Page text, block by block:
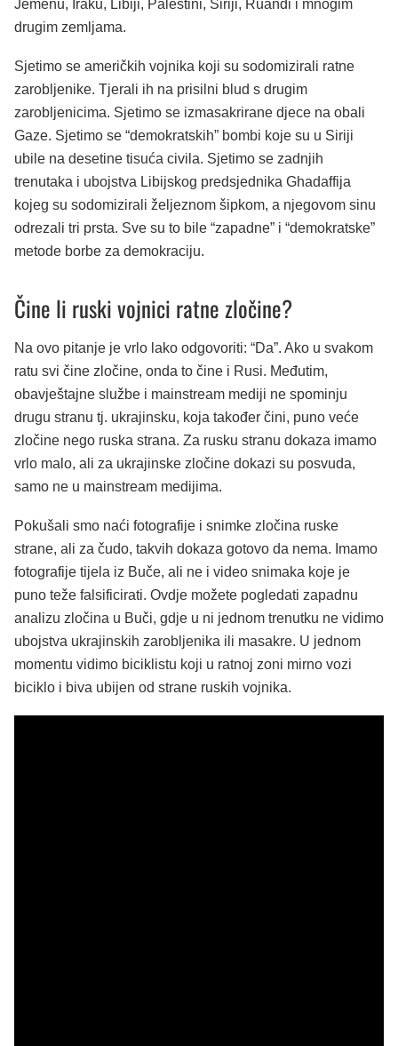
Jemenu, Iraku, Libiji, Palestini, Siriji, Ruandi i mnogim
drugim zemljama.
Sjetimo se američkih vojnika koji su sodomizirali ratne
zarobljenike. Tjerali ih na prisilni blud s drugim
zarobljenicima. Sjetimo se izmasakrirane djece na obali
Gaze. Sjetimo se “demokratskih” bombi koje su u Siriji
ubile na desetine tisuća civila. Sjetimo se zadnjih
trenutaka i ubojstva Libijskog predsjednika Ghadaffija
kojeg su sodomizirali željeznom šipkom, a njegovom sinu
odrezali tri prsta. Sve su to bile “zapadne” i “demokratske”
metode borbe za demokraciju.
Čine li ruski vojnici ratne zločine?
Na ovo pitanje je vrlo lako odgovoriti: “Da”. Ako u svakom
ratu svi čine zločine, onda to čine i Rusi. Međutim,
obavještajne službe i mainstream mediji ne spominju
drugu stranu tj. ukrajinsku, koja također čini, puno veće
zločine nego ruska strana. Za rusku stranu dokaza imamo
vrlo malo, ali za ukrajinske zločine dokazi su posvuda,
samo ne u mainstream medijima.
Pokušali smo naći fotografije i snimke zločina ruske
strane, ali za čudo, takvih dokaza gotovo da nema. Imamo
fotografije tijela iz Buče, ali ne i video snimaka koje je
puno teže falsificirati. Ovdje možete pogledati zapadnu
analizu zločina u Buči, gdje u ni jednom trenutku ne vidimo
ubojstva ukrajinskih zarobljenika ili masakre. U jednom
momentu vidimo biciklistu koji u ratnoj zoni mirno vozi
biciklo i biva ubijen od strane ruskih vojnika.